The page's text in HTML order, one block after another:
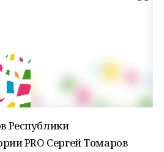
Республики
PRO Сергей Томаров